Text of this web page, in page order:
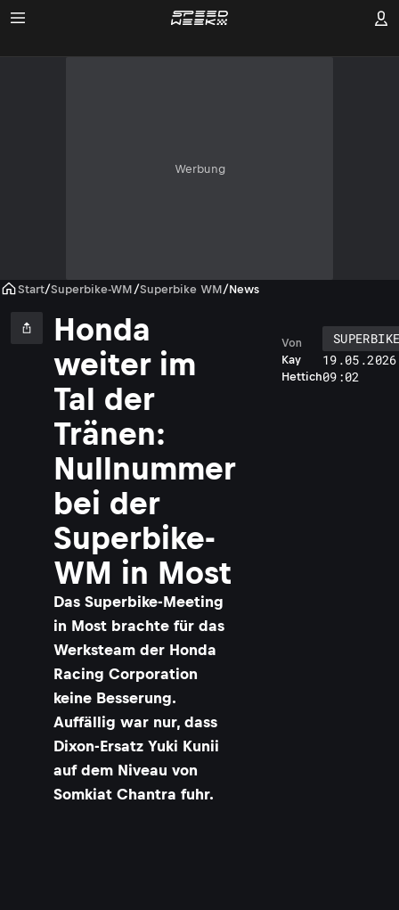
Werbung
Start/Superbike-WM /Superbike WM/News
Honda
weiter im
Tal der
Tränen:
Nullnummer
bei der
Superbike-
WM in Most
Das Superbike-Meeting
in Most brachte für das
Werksteam der Honda
Racing Corporation
keine Besserung.
Auffällig war nur, dass
Dixon-Ersatz Yuki Kunii
auf dem Niveau von
Somkiat Chantra fuhr.
Kay
Hettich
Von
09:02